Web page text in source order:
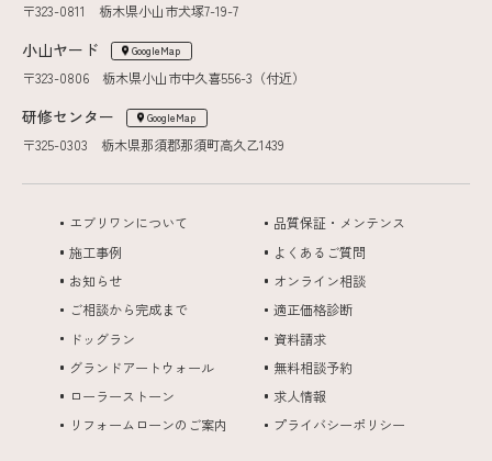
〒323-0811 栃木県小山市犬塚7-19-7
小山ヤード GoogleMap
〒323-0806 栃木県小山市中久喜556-3（付近）
研修センター GoogleMap
〒325-0303 栃木県那須郡那須町高久乙1439
エブリワンについて
施工事例
お知らせ
ご相談から完成まで
ドッグラン
グランドアートウォール
ローラーストーン
リフォームローンのご案内
品質保証・メンテンス
よくあるご質問
オンライン相談
適正価格診断
資料請求
無料相談予約
求人情報
プライバシーポリシー